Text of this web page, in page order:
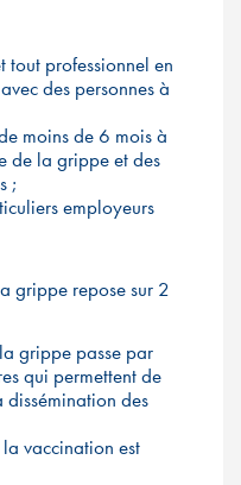
tout professionnel en
des personnes à
moins de 6 mois à
de la grippe et des
;
employeurs
grippe repose sur 2
grippe passe par
qui permettent de
des
vaccination est